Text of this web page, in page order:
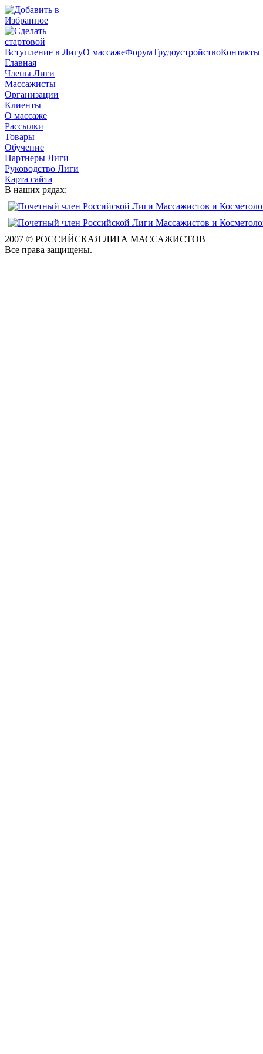
Вступление в ЛигуО массажеФорумТрудоустройствоКонтакты
Главная
Члены Лиги
Массажисты
Организации
Клиенты
О массаже
Рассылки
Товары
Обучение
Партнеры Лиги
Руководство Лиги
Карта сайта
В наших рядах:
2007 © РОССИЙСКАЯ ЛИГА МАССАЖИСТОВ
Все права защищены.